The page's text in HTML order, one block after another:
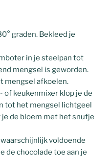
graden. Bekleed je
in je steelpan tot
mengsel is geworden.
mengsel afkoelen.
of keukenmixer klop je de
tot het mengsel lichtgeel
je de bloem met het snufje
voldoende
de chocolade toe aan je